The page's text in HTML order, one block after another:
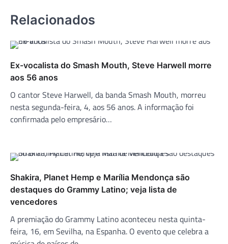
Relacionados
Ex-vocalista do Smash Mouth, Steve Harwell morre
aos 56 anos
O cantor Steve Harwell, da banda Smash Mouth, morreu
nesta segunda-feira, 4, aos 56 anos. A informação foi
confirmada pelo empresário…
Shakira, Planet Hemp e Marília Mendonça são
destaques do Grammy Latino; veja lista de
vencedores
A premiação do Grammy Latino aconteceu nesta quinta-
feira, 16, em Sevilha, na Espanha. O evento que celebra a